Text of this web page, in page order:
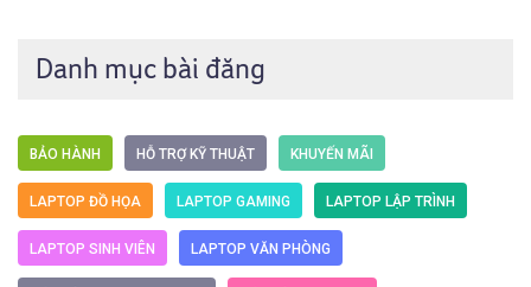
Danh mục bài đăng
BẢO HÀNH HỖ TRỢ KỸ THUẬT KHUYẾN MÃI
LAPTOP ĐỒ HỌA LAPTOP GAMING LAPTOP LẬP TRÌNH
LAPTOP SINH VIÊN LAPTOP VĂN PHÒNG